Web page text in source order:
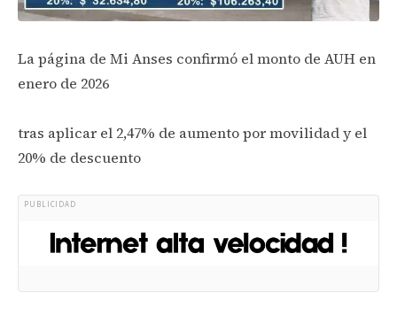
La página de Mi Anses confirmó el monto de AUH en
enero de 2026
tras aplicar el 2,47% de aumento por movilidad y el
20% de descuento
PUBLICIDAD